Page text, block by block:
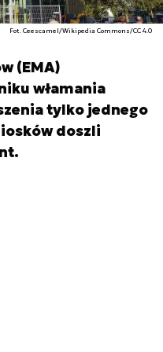
Fot. Ceescamel/Wikipedia Commons/CC 4.0
(EMA)
włamania
tylko jednego
doszli